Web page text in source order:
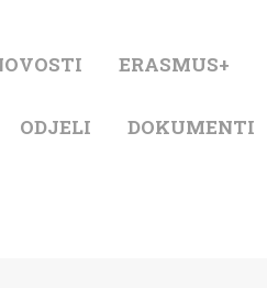
ERASMUS+
ODJELI DOKUMENTI